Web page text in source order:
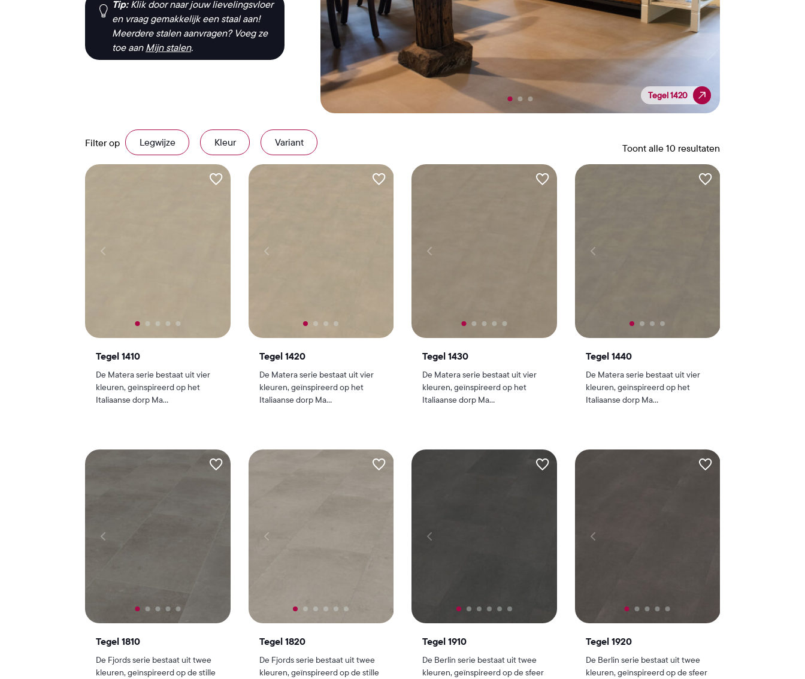
Tip:Klik door naar jouw lievelingsvloer
en vraag gemakkelijk een staal aan!
Meerdere stalen aanvragen? Voeg ze
toe aan Mijn stalen.
Tegel 1420
Tegel 1420
Filter op Legwijze Kleur Variant
Toont alle 10 resultaten
Tegel 1410
De Matera serie bestaat uit vier
kleuren, geïnspireerd op het
Italiaanse dorp Ma...
Tegel 1420
De Matera serie bestaat uit vier
kleuren, geïnspireerd op het
Italiaanse dorp Ma...
Tegel 1430
De Matera serie bestaat uit vier
kleuren, geïnspireerd op het
Italiaanse dorp Ma...
Tegel 1440
De Matera serie bestaat uit vier
kleuren, geïnspireerd op het
Italiaanse dorp Ma...
Tegel 1810
De Fjords serie bestaat uit twee
kleuren, geïnspireerd op de stille
Tegel 1820
De Fjords serie bestaat uit twee
kleuren, geïnspireerd op de stille
Tegel 1910
De Berlin serie bestaat uit twee
kleuren, geïnspireerd op de sfeer
Tegel 1920
De Berlin serie bestaat uit twee
kleuren, geïnspireerd op de sfeer